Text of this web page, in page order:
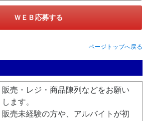
ＷＥＢ応募する
ページトップへ戻る
販売・レジ・商品陳列などをお願い
します。
販売未経験の方や、アルバイトが初